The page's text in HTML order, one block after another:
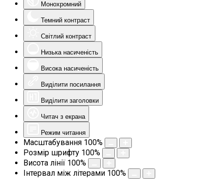
Монохромний
Темний контраст
Світлий контраст
Низька насиченість
Висока насиченість
Виділити посилання
Виділити заголовки
Читач з екрана
Режим читання
Масштабування 100%
Розмір шрифту 100%
Висота лінії 100%
Інтервал між літерами 100%